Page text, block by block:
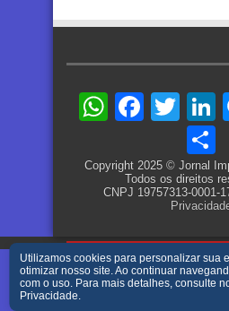
Copyright 2025 © Jornal
Todos os direitos
CNPJ 19757313-0001-
Utilizamos cookies para personalizar sua
otimizar nosso site. Ao continuar
com o uso. Para mais detalhes, consulte
Privacidade.